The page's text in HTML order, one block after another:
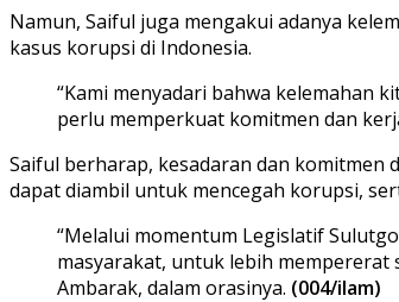
Namun, Saiful juga mengakui adanya
kasus korupsi di Indonesia.
“Kami menyadari bahwa kelemahan
perlu memperkuat komitmen dan
Saiful berharap, kesadaran dan
dapat diambil untuk mencegah korupsi,
“Melalui momentum Legislatif
masyarakat, untuk lebih mempererat
Ambarak, dalam orasinya. (004/ilam)